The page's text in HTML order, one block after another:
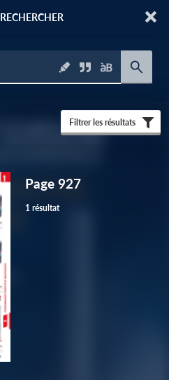
RECHERCHER
Filtrer les résultats
Page 927
1 résultat